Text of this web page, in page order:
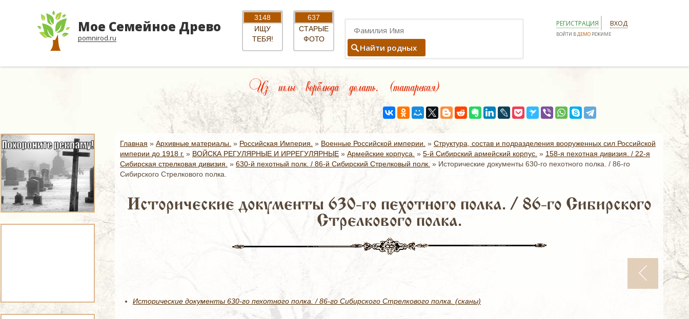
Мое Семейное Древо
pomnirod.ru
3148
ИЩУ
ТЕБЯ!
637
СТАРЫЕ
ФОТО
Найти родных
РЕГИСТРАЦИЯ ВХОД
ВОЙТИ ВДЕМО РЕЖИМЕ
Из иглы верблюда делать. (татарская)
Главная » Архивные материалы. » Российская Империя. » Военные Российской империи. » Структура, состав и подразделения вооруженных сил Российской
империи до 1918 г. » ВОЙСКА РЕГУЛЯРНЫЕ И ИРРЕГУЛЯРНЫЕ » Армейские корпуса. » 5-й Сибирский армейский корпус. » 158-я пехотная дивизия. / 22-я
Сибирская стрелковая дивизия. » 630-й пехотный полк. / 86-й Сибирский Стрелковый полк. » Исторические документы 630-го пехотного полка. / 86-го
Сибирского Стрелкового полка.
Исторические документы 630-го пехотного полка. / 86-го Сибирского
Стрелкового полка.
Исторические документы 630-го пехотного полка. / 86-го Сибирского Стрелкового полка. (сканы)